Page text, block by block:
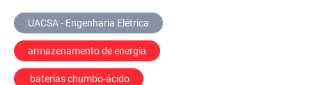
UACSA - Engenharia Elétrica
armazenamento de energia
baterias chumbo-ácido